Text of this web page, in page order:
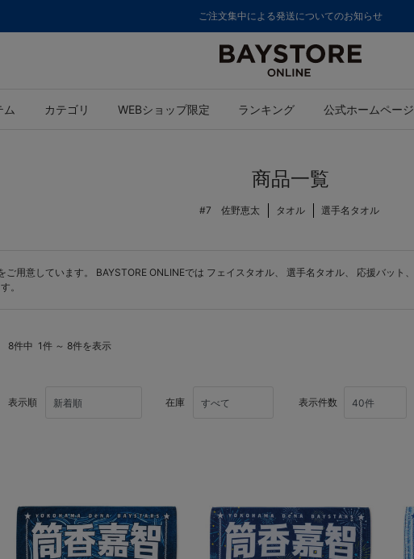
ご注文集中による発送についてのお知らせ
ム カテゴリ WEBショップ限定 ランキング 公式ホームページ
商品一覧
#7 佐野恵太 タオル 選手名タオル
用意しています。 BAYSTORE ONLINEでは フェイスタオル、 選手名タオル、 応援バット 、
。
8件中 1件 ～ 8件を表示
表示順 在庫 表示件数